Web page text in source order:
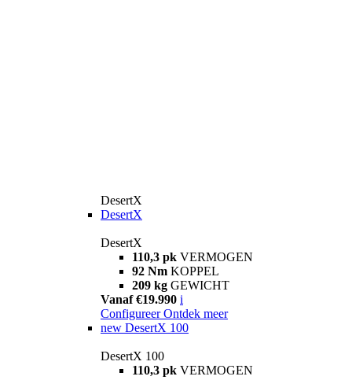
DesertX
DesertX
DesertX
110,3 pk VERMOGEN
92 Nm KOPPEL
209 kg GEWICHT
Vanaf €19.990 i
Configureer Ontdek meer
new DesertX 100
DesertX 100
110,3 pk VERMOGEN